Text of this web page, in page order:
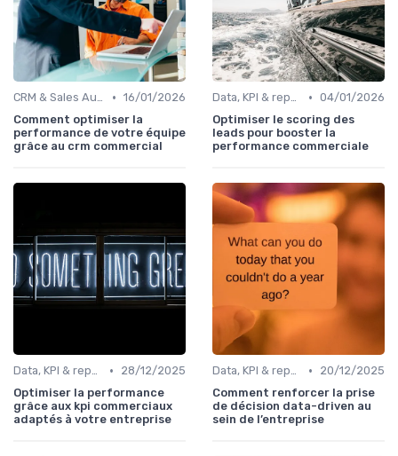
CRM & Sales Automation • 16/01/2026
Comment optimiser la
performance de votre équipe
grâce au crm commercial
Data, KPI & reporting commercial • 04/01/2026
Optimiser le scoring des
leads pour booster la
performance commerciale
Data, KPI & reporting commercial •
28/12/2025
Optimiser la performance
grâce aux kpi commerciaux
adaptés à votre entreprise
Data, KPI & reporting commercial •
20/12/2025
Comment renforcer la prise
de décision data-driven au
sein de l’entreprise